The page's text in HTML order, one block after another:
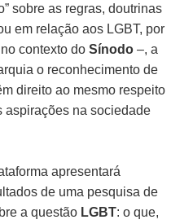
sobre as regras, doutrinas
em relação aos LGBT, por
contexto doSínodo –, a
o reconhecimento de
direito ao mesmo respeito
aspirações na sociedade
apresentará
de uma pesquisa de
a questão LGBT: o que,